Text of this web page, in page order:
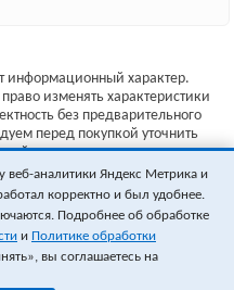
информационный характер.
изменять характеристики
без предварительного
перед покупкой уточнить
сайте производителя.
офертой (ст.435 ГК РФ).
уточняйте у менеджера.
аналитики Яндекс Метрика и
корректно и был удобнее.
Подробнее об обработке
и Политике обработки
вы соглашаетесь на